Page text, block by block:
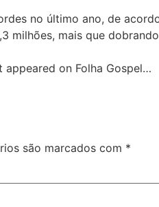
no último ano, de
milhões, mais que
appeared on Folha Gospel…
são marcados com *